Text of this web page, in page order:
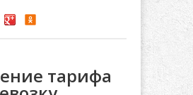
тарифа